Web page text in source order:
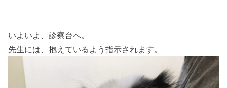
いよいよ、診察台へ。
先生には、抱えているよう指示されます。